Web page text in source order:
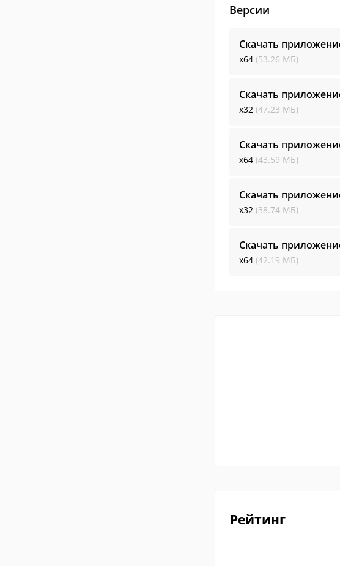
Версии
Скачать
x64 (53.26 МБ)
Скачать
x32 (47.23 МБ)
Скачать
x64 (43.59 МБ)
Скачать
x32 (38.74 МБ)
Скачать
x64 (42.19 МБ)
Рейтинг